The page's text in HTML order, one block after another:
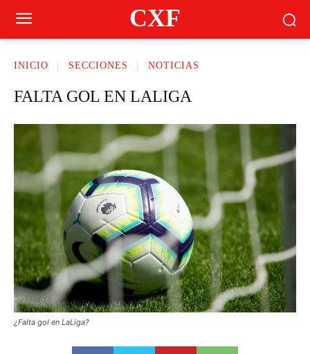
CXF
INICIO SECCIONES NOTICIAS
FALTA GOL EN LALIGA
¿Falta gol en LaLiga?